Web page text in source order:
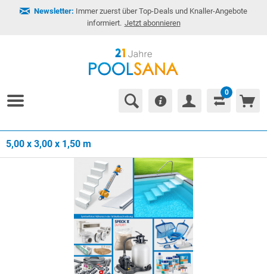
Newsletter: Immer zuerst über Top-Deals und Knaller-Angebote
informiert. Jetzt abonnieren
0
5,00 x 3,00 x 1,50 m